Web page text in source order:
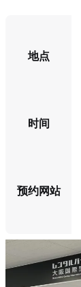
地点
时间
预约网站